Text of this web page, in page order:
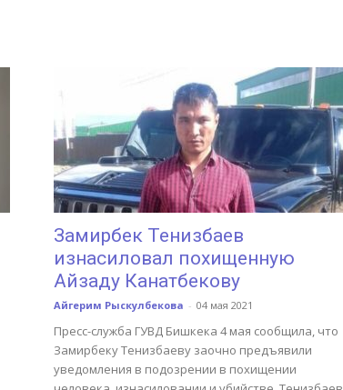
Замирбек Тенизбаев
изнасиловал похищенную
Айзаду Канатбекову
Айгерим Рыскулбекова - 04 мая 2021
Пресс-служба ГУВД Бишкека 4 мая сообщила, что
Замирбеку Тенизбаеву заочно предъявили
уведомления в подозрении в похищении